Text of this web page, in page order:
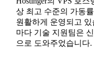
상 최고 수준의 가동
원활하게 운영되고
마다 기술 지원팀은
으로 도와주었습니다.